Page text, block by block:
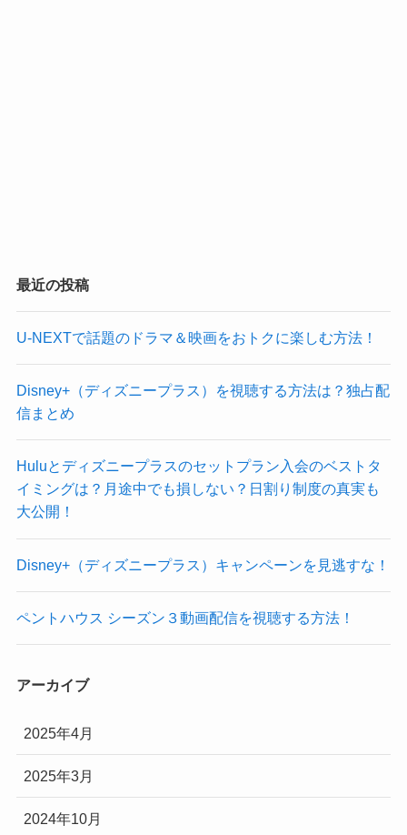
最近の投稿
U-NEXTで話題のドラマ＆映画をおトクに楽しむ方法！
Disney+（ディズニープラス）を視聴する方法は？独占配
信まとめ
Huluとディズニープラスのセットプラン入会のベストタ
イミングは？月途中でも損しない？日割り制度の真実も
大公開！
Disney+（ディズニープラス）キャンペーンを見逃すな！
ペントハウス シーズン３動画配信を視聴する方法！
アーカイブ
2025年4月
2025年3月
2024年10月